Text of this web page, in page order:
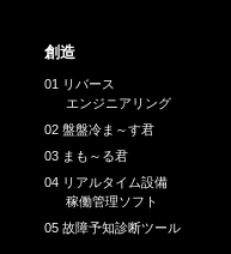
創造
01 リバース
エンジニアリング
02 盤盤冷ま～す君
03 まも～る君
04 リアルタイム設備
稼働管理ソフト
05 故障予知診断ツール